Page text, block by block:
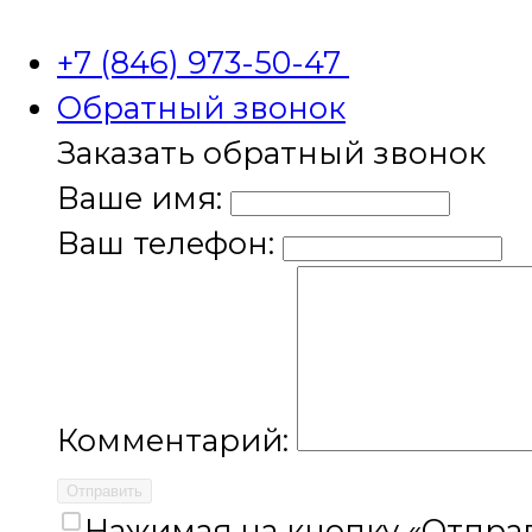
+7 (846) 973-50-47
Обратный звонок
Заказать обратный звонок
Ваше имя:
Ваш телефон:
Комментарий:
Отправить